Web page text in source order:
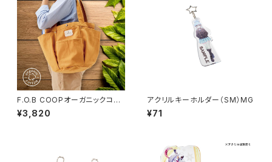
F.O.B COOPオーガニックコッ
トンガーデニングバッグ MG
¥3,820
アクリルキーホルダー（SM）MG
¥71